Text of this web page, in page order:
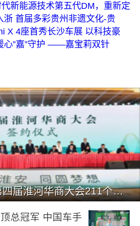
新能源技术第五代DM，重新定
浙 首届多彩贵州非遗文化-贵
X 4座首秀长沙车展 以科技豪
心”嘉”守护 ——嘉宝莉双针
淮安成功举办第四届淮河华商大会211个签约项目 总投资1486.
总冠军 中国车手